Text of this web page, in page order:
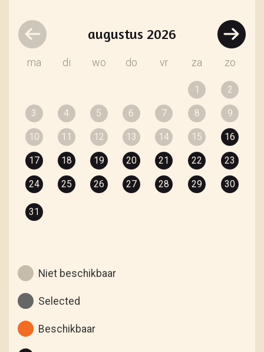
augustus 2026
ma di wo do vr za zo
1 2
3 4 5 6 7 8 9
10 11 12 13 14 15 16
17 18 19 20 21 22 23
24 25 26 27 28 29 30
31
Niet beschikbaar
Selected
Beschikbaar